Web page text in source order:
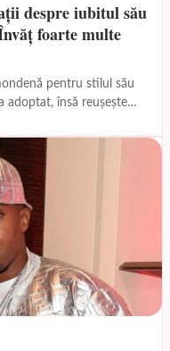
despre iubitul său
foarte multe
pentru stilul său
adoptat, însă reușește